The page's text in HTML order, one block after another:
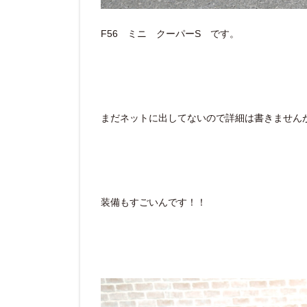
F56 ミニ クーパーS です。
まだネットに出してないので詳細は書きません
装備もすごいんです！！